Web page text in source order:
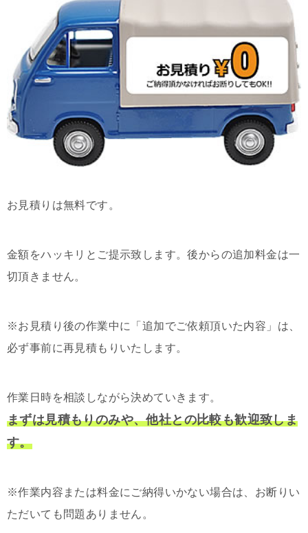
お見積りは無料です。
金額をハッキリとご提示致します。後からの追加料金は一
切頂きません。
※お見積り後の作業中に「追加でご依頼頂いた内容」は、
必ず事前に再見積もりいたします。
作業日時を相談しながら決めていきます。
まずは見積もりのみや、他社との比較も歓迎致しま
す。
※作業内容または料金にご納得いかない場合は、お断りい
ただいても問題ありません。